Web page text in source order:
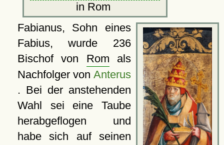
in Rom
Fabianus, Sohn eines
Fabius, wurde 236
Bischof von Rom als
Nachfolger von Anterus
. Bei der anstehenden
Wahl sei eine Taube
herabgeflogen und
habe sich auf seinen